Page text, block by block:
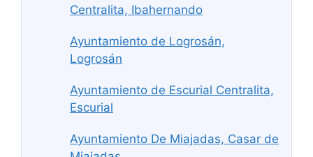
Centralita, Ibahernando
Ayuntamiento de Logrosán,
Logrosán
Ayuntamiento de Escurial Centralita,
Escurial
Ayuntamiento De Miajadas, Casar de